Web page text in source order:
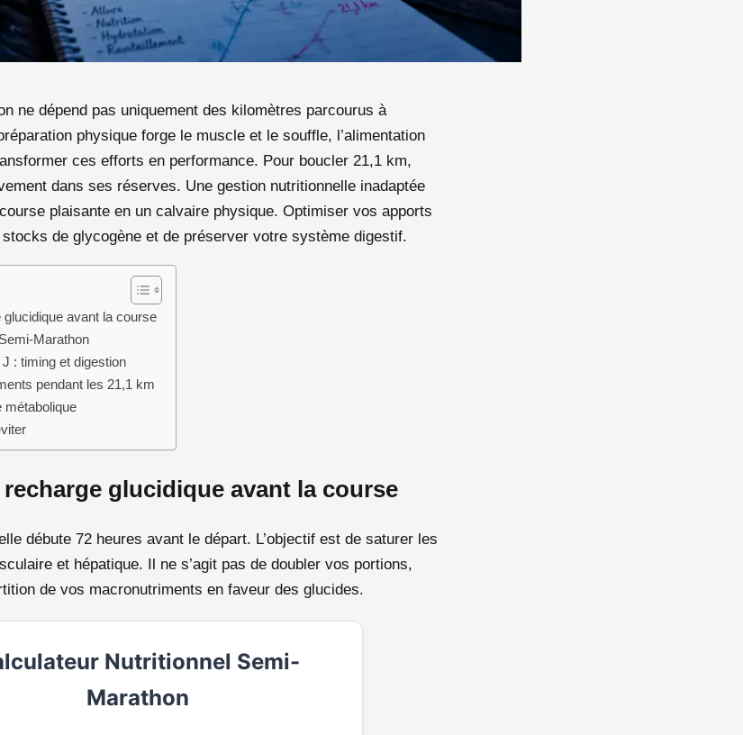
ne dépend pas uniquement des kilomètres parcourus à
physique forge le muscle et le souffle, l’alimentation
ces efforts en performance. Pour boucler 21,1 km,
dans ses réserves. Une gestion nutritionnelle inadaptée
plaisante en un calvaire physique. Optimiser vos apports
de glycogène et de préserver votre système digestif.
avant la course
Marathon
: timing et digestion
pendant les 21,1 km
métabolique
glucidique avant la course
débute 72 heures avant le départ. L’objectif est de saturer les
et hépatique. Il ne s’agit pas de doubler vos portions,
de vos macronutriments en faveur des glucides.
Nutritionnel Semi-
Marathon